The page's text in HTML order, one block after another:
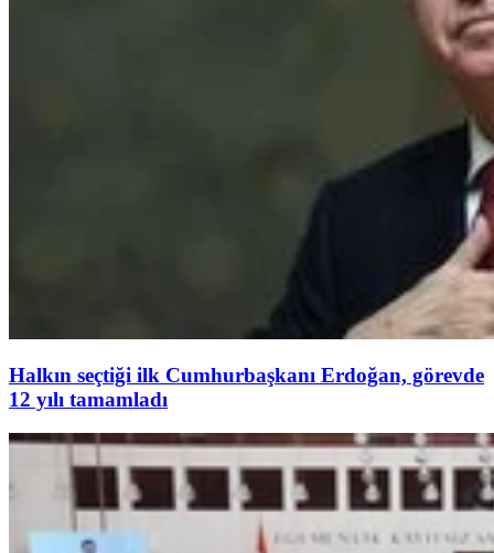
Halkın seçtiği ilk Cumhurbaşkanı Erdoğan, görevde
12 yılı tamamladı